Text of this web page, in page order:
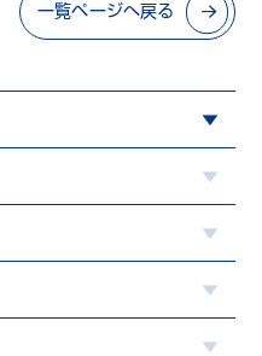
一覧ページへ戻る